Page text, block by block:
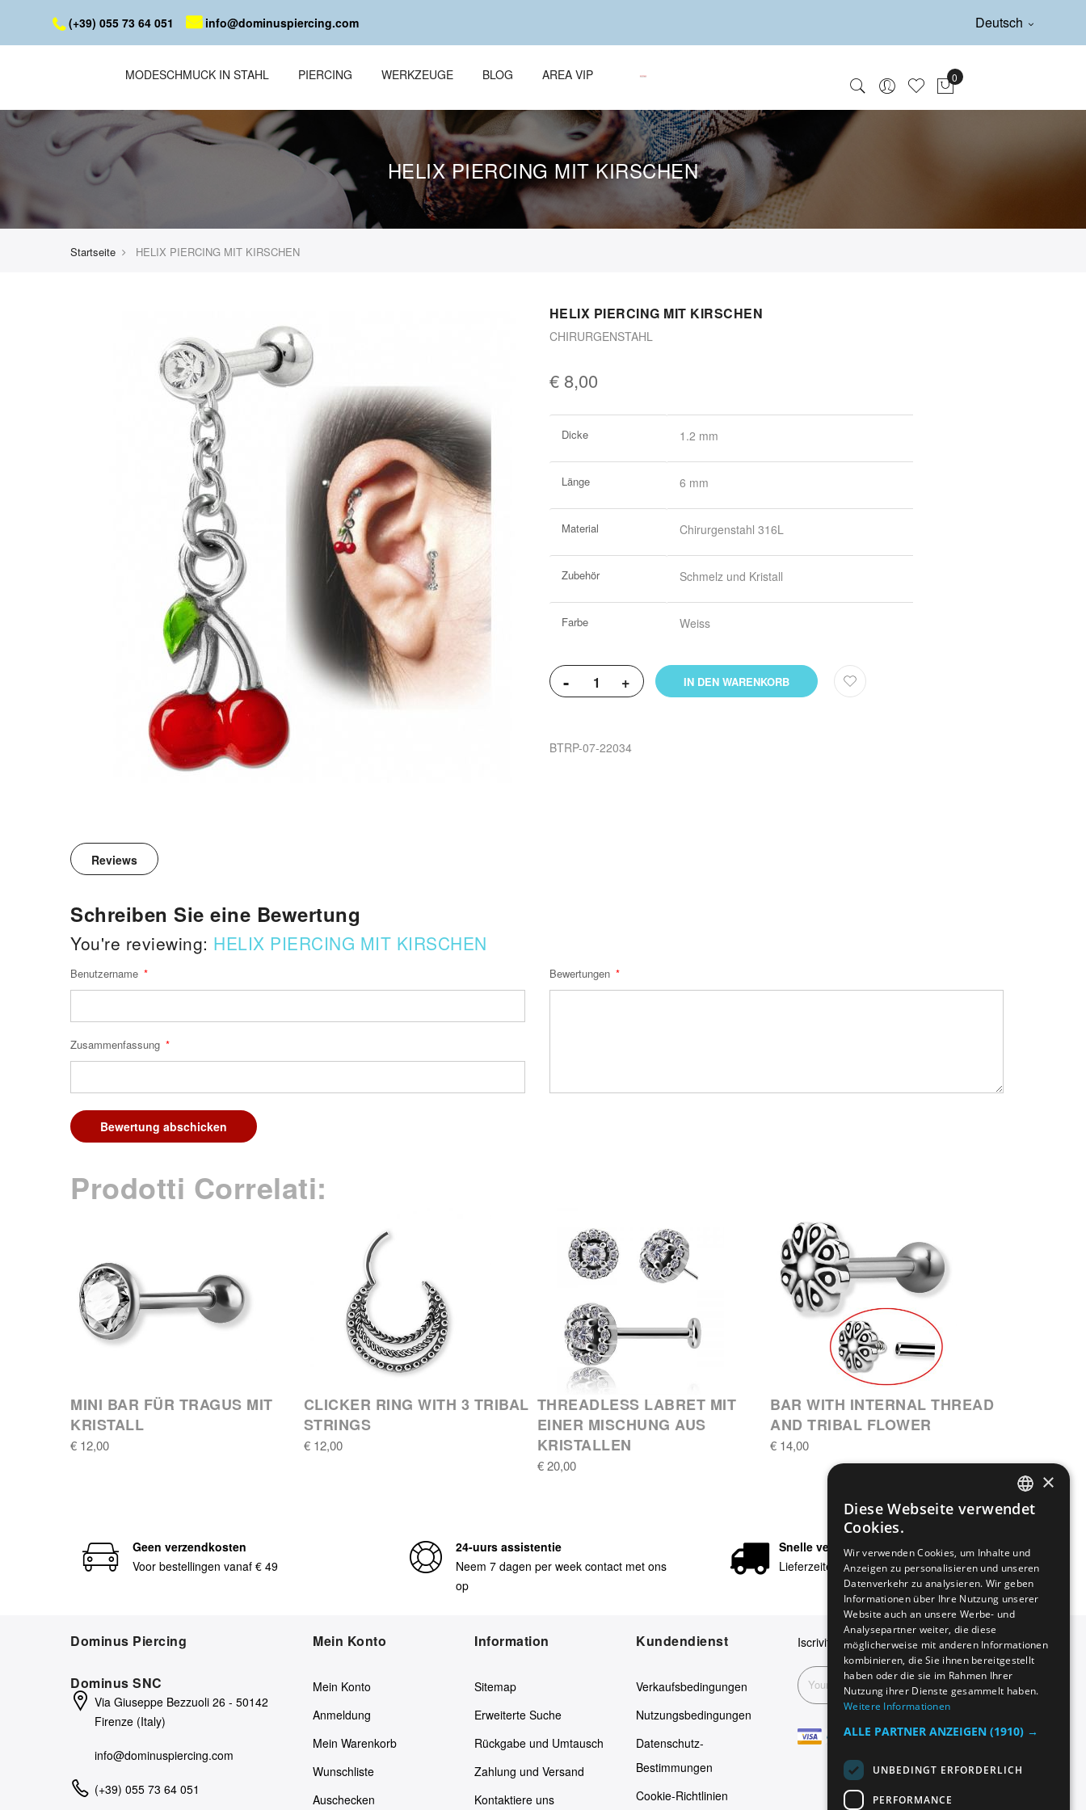
(+39) 055 73 64 051 info@dominuspiercing.com Deutsch
MODESCHMUCK IN STAHL PIERCING WERKZEUGE BLOG AREA VIP
HELIX PIERCING MIT KIRSCHEN
Startseite HELIX PIERCING MIT KIRSCHEN
HELIX PIERCING MIT KIRSCHEN
CHIRURGENSTAHL
€ 8,00
Informationen
Dicke 1.2 mm
Länge 6 mm
Material Chirurgenstahl 316L
Zubehör Schmelz und Kristall
Farbe Weiss
- + IN DEN WARENKORB
BTRP-07-22034
Reviews
Schreiben Sie eine Bewertung
You're reviewing: HELIX PIERCING MIT KIRSCHEN
Benutzername
Zusammenfassung
Bewertungen
Bewertung abschicken
Prodotti Correlati:
MINI BAR FÜR TRAGUS MIT
KRISTALL
€ 12,00
CLICKER RING WITH 3 TRIBAL
STRINGS
€ 12,00
THREADLESS LABRET MIT
EINER MISCHUNG AUS
KRISTALLEN
€ 20,00
BAR WITH INTERNAL THREAD
AND TRIBAL FLOWER
€ 14,00
Geen verzendkosten
Voor bestellingen vanaf € 49
24-uurs assistentie
Neem 7 dagen per week contact met ons
op
Snelle verzending
Lieferzeiten in 24/48 Stunden
Dominus Piercing
Dominus SNC
Via Giuseppe Bezzuoli 26 - 50142
Firenze (Italy)
info@dominuspiercing.com
(+39) 055 73 64 051
Mein Konto
Mein Konto
Anmeldung
Mein Warenkorb
Wunschliste
Auschecken
Information
Sitemap
Erweiterte Suche
Rückgabe und Umtausch
Zahlung und Versand
Kontaktiere uns
Kundendienst
Verkaufsbedingungen
Nutzungsbedingungen
Datenschutz-
Bestimmungen
Cookie-Richtlinien
Iscriviti alla nostra newsletter
Abonnieren
ENGLISH
ITALIAN
SPANISH
×
Diese Webseite verwendet
Cookies.
Wir verwenden Cookies, um Inhalte und
Anzeigen zu personalisieren und unseren
Datenverkehr zu analysieren. Wir geben
Informationen über Ihre Nutzung unserer
Website auch an unsere Werbe- und
Analysepartner weiter, die diese
möglicherweise mit anderen Informationen
kombinieren, die Sie ihnen bereitgestellt
haben oder die sie im Rahmen Ihrer
Nutzung ihrer Dienste gesammelt haben.
Weitere Informationen
ALLE PARTNER ANZEIGEN (1910) →
UNBEDINGT ERFORDERLICH
PERFORMANCE